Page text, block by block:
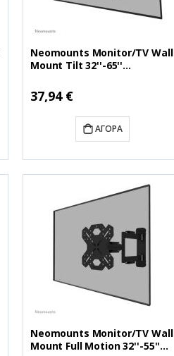
Neomounts Monitor/TV Wall
Mount Tilt 32''-65''
Ειδική
Τιμή
37,94 €
ΑΓΟΡΆ
Neomounts Monitor/TV Wall
Mount Full Motion 32''-55''